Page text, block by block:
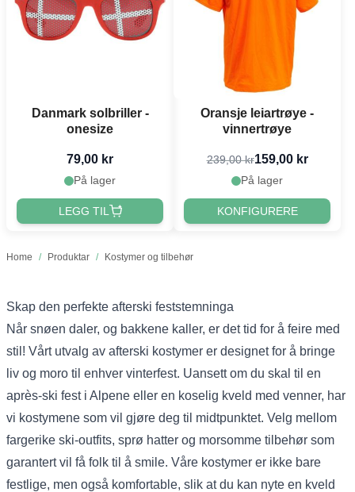
Home / Produktar / Kostymer og tilbehør
Danmark solbriller -
onesize
79,00 kr
På lager
LEGG TIL
Oransje leiartrøye -
vinnertrøye
239,00 kr159,00 kr
På lager
KONFIGURERE
Skap den perfekte afterski feststemninga
Når snøen daler, og bakkene kaller, er det tid for å feire med
stil! Vårt utvalg av afterski kostymer er designet for å bringe
liv og moro til enhver vinterfest. Uansett om du skal til en
après-ski fest i Alpene eller en koselig kveld med venner, har
vi kostymene som vil gjøre deg til midtpunktet. Velg mellom
fargerike ski-outfits, sprø hatter og morsomme tilbehør som
garantert vil få folk til å smile. Våre kostymer er ikke bare
festlige, men også komfortable, slik at du kan nyte en kveld